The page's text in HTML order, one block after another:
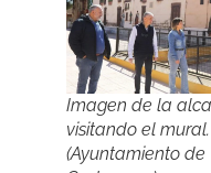
Imagen de la
visitando el mural.
(Ayuntamiento de